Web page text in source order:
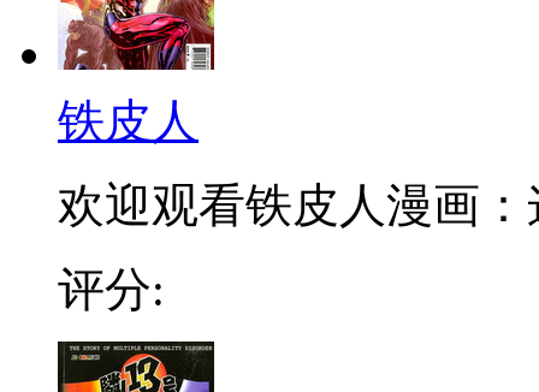
铁皮人
欢迎观看铁皮人漫画
评分: